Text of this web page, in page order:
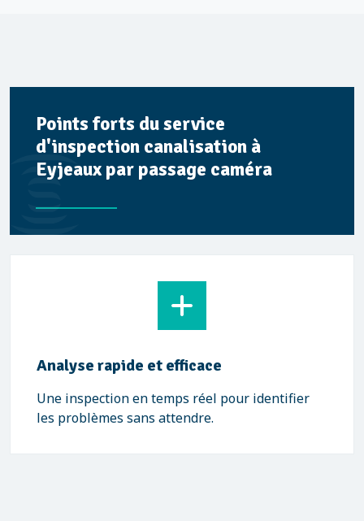
Points forts du service
d'inspection canalisation à
Eyjeaux par passage caméra
Analyse rapide et efficace
Une inspection en temps réel pour identifier
les problèmes sans attendre.